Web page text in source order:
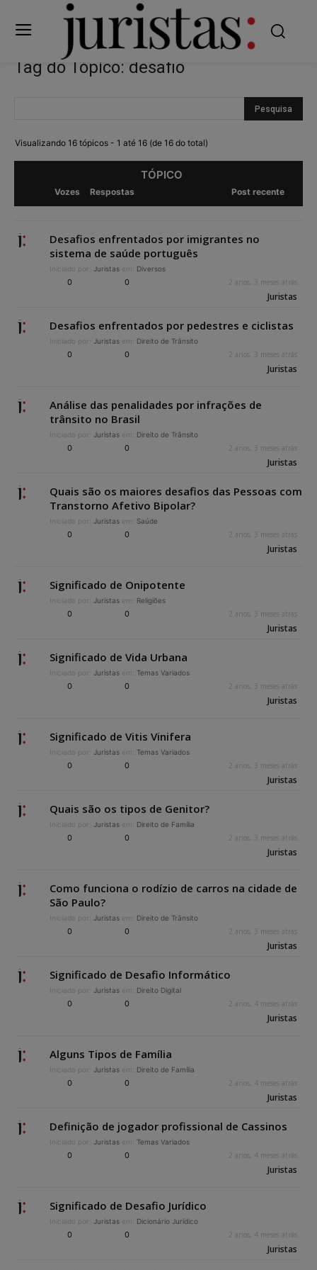
Tag do Tópico: desafio
Visualizando 16 tópicos - 1 até 16 (de 16 do total)
TÓPICO
Vozes Respostas Post recente
Desafios enfrentados por imigrantes no
sistema de saúde português
Iniciado por: Juristas em: Diversos
0 0 2 anos, 3 meses atrás
Juristas
Desafios enfrentados por pedestres e ciclistas
Iniciado por: Juristas em: Direito de Trânsito
0 0 2 anos, 3 meses atrás
Juristas
Análise das penalidades por infrações de
trânsito no Brasil
Iniciado por: Juristas em: Direito de Trânsito
0 0 2 anos, 3 meses atrás
Juristas
Quais são os maiores desafios das Pessoas com
Transtorno Afetivo Bipolar?
Iniciado por: Juristas em: Saúde
0 0 2 anos, 3 meses atrás
Juristas
Significado de Onipotente
Iniciado por: Juristas em: Religiões
0 0 2 anos, 3 meses atrás
Juristas
Significado de Vida Urbana
Iniciado por: Juristas em: Temas Variados
0 0 2 anos, 3 meses atrás
Juristas
Significado de Vitis Vinifera
Iniciado por: Juristas em: Temas Variados
0 0 2 anos, 3 meses atrás
Juristas
Quais são os tipos de Genitor?
Iniciado por: Juristas em: Direito de Família
0 0 2 anos, 3 meses atrás
Juristas
Como funciona o rodízio de carros na cidade de
São Paulo?
Iniciado por: Juristas em: Direito de Trânsito
0 0 2 anos, 3 meses atrás
Juristas
Significado de Desafio Informático
Iniciado por: Juristas em: Direito Digital
0 0 2 anos, 4 meses atrás
Juristas
Alguns Tipos de Família
Iniciado por: Juristas em: Direito de Família
0 0 2 anos, 4 meses atrás
Juristas
Definição de jogador profissional de Cassinos
Iniciado por: Juristas em: Temas Variados
0 0 2 anos, 4 meses atrás
Juristas
Significado de Desafio Jurídico
Iniciado por: Juristas em: Dicionário Jurídico
0 0 2 anos, 4 meses atrás
Juristas